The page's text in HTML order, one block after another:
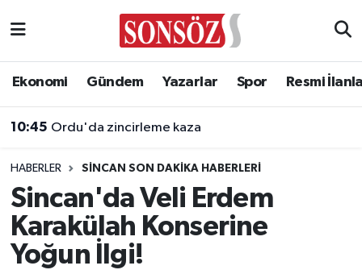
Ekonomi Gündem Yazarlar Spor Resmi
10:45 Ordu'da zincirleme kaza
HABERLER SINCAN SON DAKIKA HABERLERI
Sincan'da Veli Erdem
Karakülah Konserine
Yoğun İlgi!
Asayiş
Biyografi
Çevre
Diğer
Ankara Nöbetçi Eczaneler
Ankara Trafik Yoğunluk Haritası
Süper Lig Puan Durumu ve Fikstür
Tüm Manşetler